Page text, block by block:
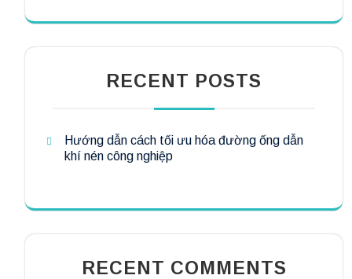
RECENT POSTS
Hướng dẫn cách tối ưu hóa đường ống dẫn
khí nén công nghiệp
RECENT COMMENTS